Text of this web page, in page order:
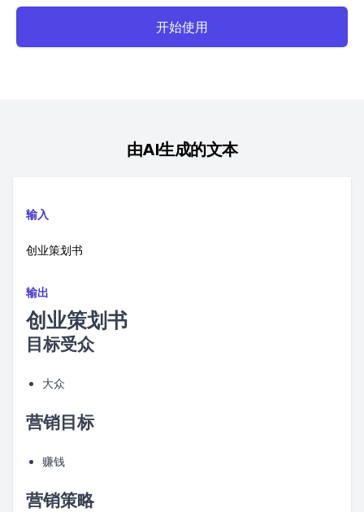
开始使用
由AI生成的文本
输入
创业策划书
输出
创业策划书
目标受众
大众
营销目标
赚钱
营销策略